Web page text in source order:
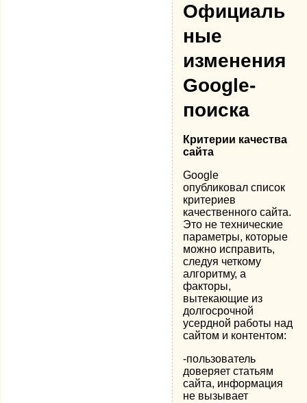
Официаль
ные
изменения
Google-
поиска
Критерии качества
сайта
Google
опубликовал список
критериев
качественного сайта.
Это не технические
параметры, которые
можно исправить,
следуя четкому
алгоритму, а
факторы,
вытекающие из
долгосрочной
усердной работы над
сайтом и контентом:
-пользователь
доверяет статьям
сайта, информация
не вызывает